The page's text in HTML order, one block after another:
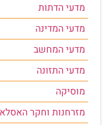
מדעי הדתות
מדעי המדינה
מדעי המחשב
מדעי התזונה
מוסיקה
מזרחנות וחקר האסלאם